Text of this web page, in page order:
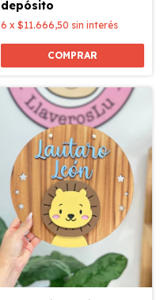
depósito
6 x $11.666,50 sin interés
COMPRAR